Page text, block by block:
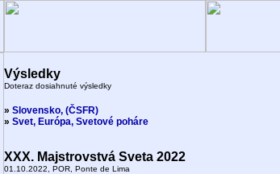
Výsledky
Doteraz dosiahnuté výsledky
» Slovensko, (ČSFR)
» Svet, Európa, Svetové poháre
XXX. Majstrovstvá Sveta 2022
01.10.2022, POR, Ponte de Lima